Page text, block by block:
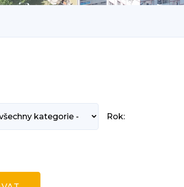
Rok: